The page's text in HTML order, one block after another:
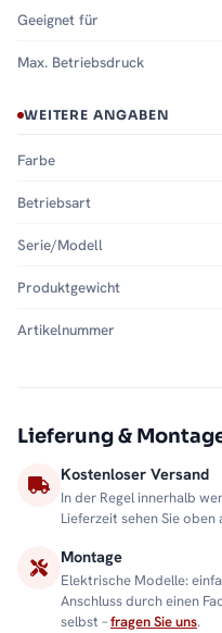
Geeignet für
Max. Betriebsdruck
WEITERE ANGABEN
Farbe
Betriebsart
Serie/Modell
Produktgewicht
Artikelnummer
Lieferung &
Kostenloser Versand
In der Regel innerhalb
Lieferzeit sehen Sie
Montage
Elektrische Modelle:
Anschluss durch einen
selbst –fragen Sie uns.